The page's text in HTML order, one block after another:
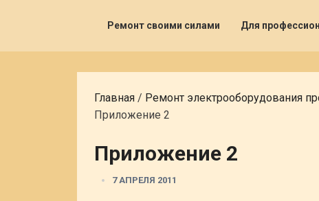
Ремонт своими силами Для
Главная / Ремонт электрооборудования
Приложение 2
Приложение 2
7 АПРЕЛЯ 2011